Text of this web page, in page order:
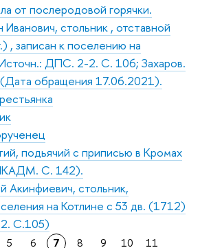
от послеродовой горячки.
стольник , отставной
, записан к поселению на
ДПС. 2-2. С. 106; Захаров.
обращения 17.06.2021).
подьячий с приписью в Кромах
С. 142).
Акинфиевич, стольник,
на Котлине с 53 дв. (1712)
С.105)
5 6 7 8 9 10
11